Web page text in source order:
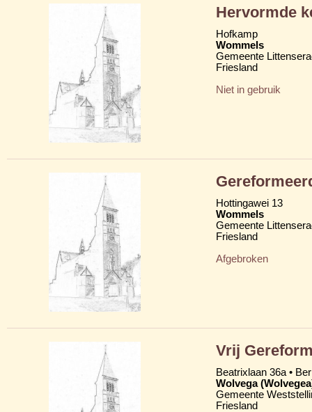
Hervormde
Hofkamp
Wommels
Gemeente
Friesland
Niet in gebruik
Hottingawei 13
Wommels
Gemeente
Friesland
Afgebroken
Vrij
Beatrixlaan 36a •
Wolvega
Gemeente
Friesland